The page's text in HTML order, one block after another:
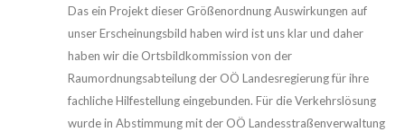
Das ein Projekt dieser Größenordnung Auswirkungen auf
unser Erscheinungsbild haben wird ist uns klar und daher
haben wir die Ortsbildkommission von der
Raumordnungsabteilung der OÖ Landesregierung für ihre
fachliche Hilfestellung eingebunden. Für die Verkehrslösung
wurde in Abstimmung mit der OÖ Landesstraßenverwaltung